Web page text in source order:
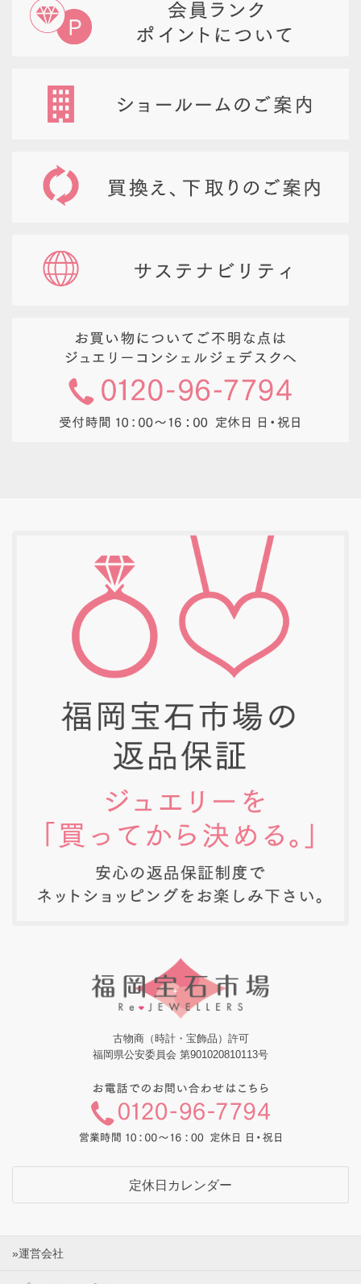
古物商（時計・宝飾品）許可
福岡県公安委員会 第901020810113号
定休日カレンダー
»運営会社